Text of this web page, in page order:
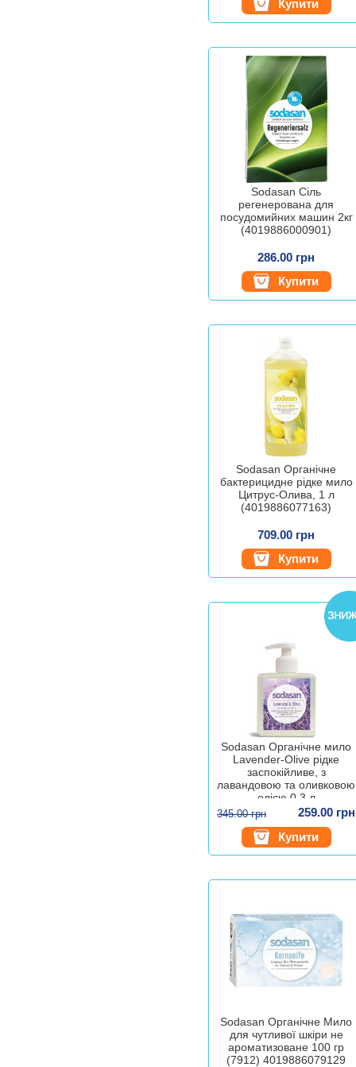
Купити
Sodasan Сіль
регенерована для
посудомийних машин 2кг
(4019886000901)
286.00 грн
Купити
Sodasan Органічне
бактерицидне рідке мило
Цитрус-Олива, 1 л
(4019886077163)
709.00 грн
Купити
Sodasan Органічне мило
Lavender-Olive рідке
заспокійливе, з
лавандовою та оливковою
олією 0,3 л
(4019886079365)
345.00 грн
259.00 грн
Купити
Sodasan Органічне Мило
для чутливої шкіри не
ароматизоване 100 гр
(7912) 4019886079129